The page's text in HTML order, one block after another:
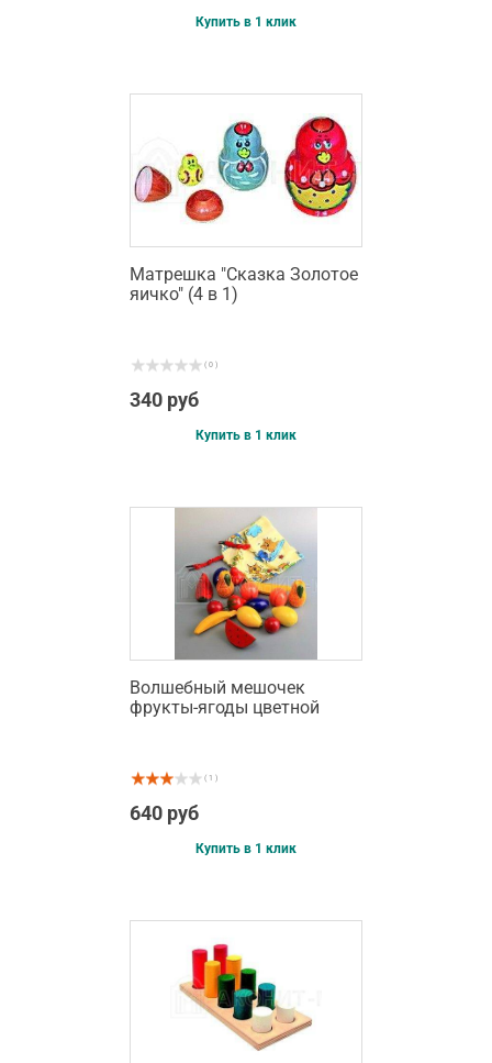
Купить в 1 клик
Матрешка "Сказка Золотое
яичко" (4 в 1)
( 0 )
340 руб
Купить в 1 клик
Волшебный мешочек
фрукты-ягоды цветной
( 1 )
640 руб
Купить в 1 клик